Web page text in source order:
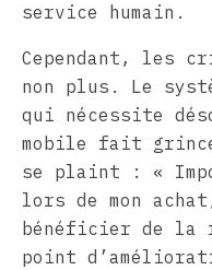
service humain.
Cependant, les
non plus. Le
qui nécessite
mobile fait
se plaint : «
lors de mon
bénéficier de la
point